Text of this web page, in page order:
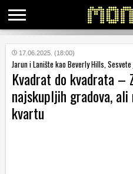
KATEGORIJE
HRVATSKI
WEB
17.06.2025. (18:00)
Jarun i Lanište kao Beverly Hills,
Kvadrat do kvadrata –
najskupljih gradova,
kvartu